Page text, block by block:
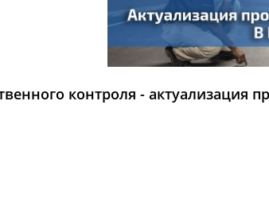
контроля - актуализация